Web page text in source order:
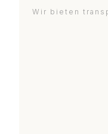
Wir bieten